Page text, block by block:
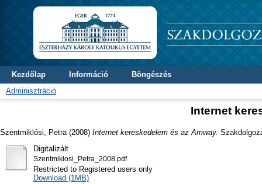
Kezdőlap Információ
Böngészés
Adminisztráció
Internet
Szentmiklósi, Petra (2008) Internet kereskedelem és az Amway.
Digitalizált
Szentmiklosi_Petra_2008.pdf
Restricted to Registered users only
Download (1MB)